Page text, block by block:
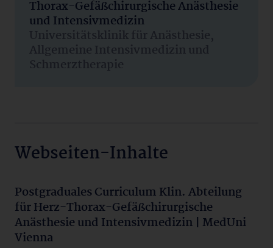
Thorax-Gefäßchirurgische Anästhesie
und Intensivmedizin
Universitätsklinik für Anästhesie,
Allgemeine Intensivmedizin und
Schmerztherapie
Webseiten-Inhalte
Postgraduales Curriculum Klin. Abteilung
für Herz-Thorax-Gefäßchirurgische
Anästhesie und Intensivmedizin | MedUni
Vienna